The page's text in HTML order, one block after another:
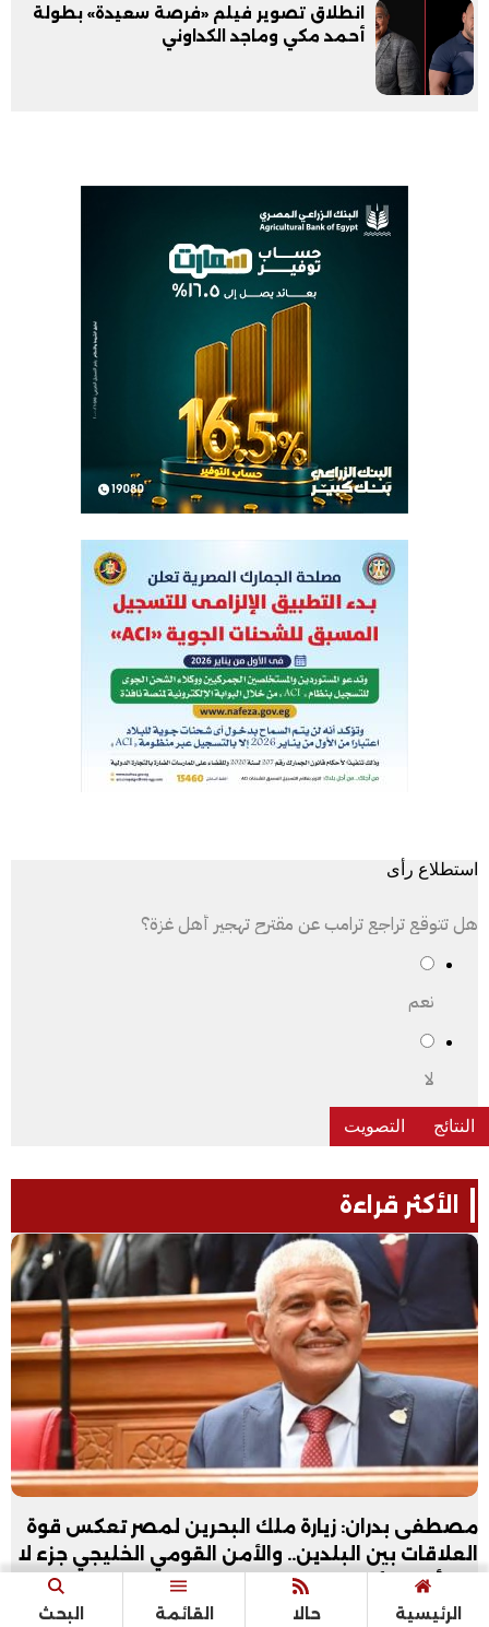
الرئيسية حالا القائمة البحث
انطلاق تصوير فيلم «فرصة سعيدة» بطولة
أحمد مكي وماجد الكداوني
استطلاع رأى
هل تتوقع تراجع ترامب عن مقترح تهجير أهل غزة؟
نعم
لا
الأكثر قراءة
مصطفى بدران: زيارة ملك البحرين لمصر تعكس قوة
العلاقات بين البلدين.. والأمن القومي الخليجي جزء لا
يتجزأ من الأمن القومي المصري
الأقصر تشهد إقامة بطولة الجمهورية